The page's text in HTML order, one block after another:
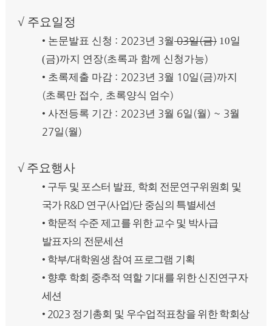
√ 주요일정
• 논문발표 신청 : 2023년 3월 03일(금) 10일
(금)까지 연장(초록과 함께 신청가능)
• 초록제출 마감 : 2023년 3월 10일 (금)까지
(초록만 접수 초록양식 엄수)
• 사전등록 기간 : 2023년 3월 6일 (월) ~ 3월
27일 (월)
√ 주요행사
• 구두 및 포스터 발표 학회 전문연구위원회 및
국가 R&D 연구(사업)단 중심의 특별세션
• 학문적 수준 제고를 위한 교수 및 박사급
발표자의 전문세션
• 학부/대학원생 참여 프로그램 기획
• 향후 학회 중추적 역할 기대를 위한 신진연구자
세션
• 2023 정기총회 및 우수업적표창을 위한 학회상